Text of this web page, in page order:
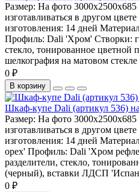
Размер: На фото
изготавливаться в другом
изготовления: 14 дней
Профиль: Dali 'Хром' Створки:
стекло, тонированное
шелкография на матовом
0 ₽
В корзину
Шкаф-купе Dali (артикул 536) на
Размер: На фото
изготавливаться в другом
изготовления: 14 дней
орех' Профиль: Dali 'Хром
разделители, стекло,
(черный), вставки ЛДСП
0 ₽